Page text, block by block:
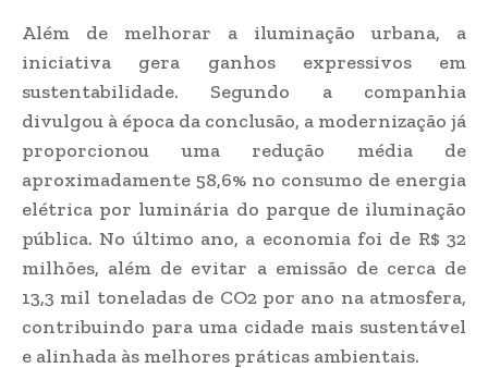
Além de melhorar a iluminação urbana, a
iniciativa gera ganhos expressivos em
sustentabilidade. Segundo a companhia
divulgou à época da conclusão, a modernização já
proporcionou uma redução média de
aproximadamente 58,6% no consumo de energia
elétrica por luminária do parque de iluminação
pública. No último ano, a economia foi de R$ 32
milhões, além de evitar a emissão de cerca de
13,3 mil toneladas de CO2 por ano na atmosfera,
contribuindo para uma cidade mais sustentável
e alinhada às melhores práticas ambientais.